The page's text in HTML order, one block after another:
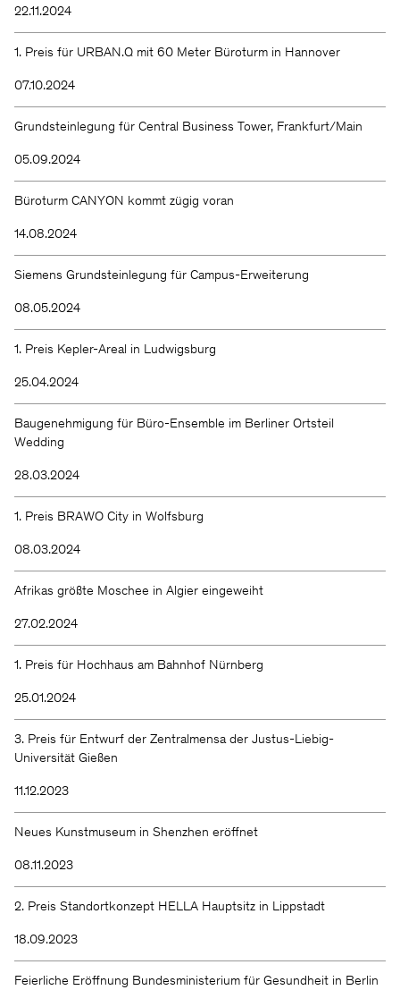
22.11.2024
1. Preis für URBAN.Q mit 60 Meter Büroturm in Hannover
07.10.2024
Grundsteinlegung für Central Business Tower, Frankfurt/Main
05.09.2024
Büroturm CANYON kommt zügig voran
14.08.2024
Siemens Grundsteinlegung für Campus-Erweiterung
08.05.2024
1. Preis Kepler-Areal in Ludwigsburg
25.04.2024
Baugenehmigung für Büro-Ensemble im Berliner Ortsteil
Wedding
28.03.2024
1. Preis BRAWO City in Wolfsburg
08.03.2024
Afrikas größte Moschee in Algier eingeweiht
27.02.2024
1. Preis für Hochhaus am Bahnhof Nürnberg
25.01.2024
3. Preis für Entwurf der Zentralmensa der Justus-Liebig-
Universität Gießen
11.12.2023
Neues Kunstmuseum in Shenzhen eröffnet
08.11.2023
2. Preis Standortkonzept HELLA Hauptsitz in Lippstadt
18.09.2023
Feierliche Eröffnung Bundesministerium für Gesundheit in Berlin